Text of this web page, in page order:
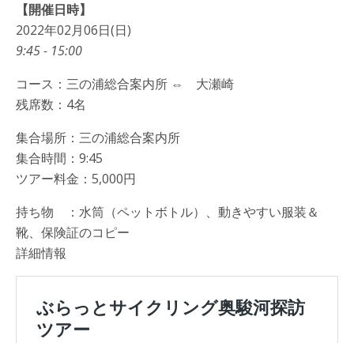
【開催日時】
2022年02月06日(日)
9:45 - 15:00
コース：三の浦総合案内所 ⇔ 大瀬崎
残席数：4名
集合場所：三の浦総合案内所
集合時間：9:45
ツアー料金：5,000円
持ち物 ：水筒（ペットボトル）、動きやすい服装＆
靴、保険証のコピー
詳細情報